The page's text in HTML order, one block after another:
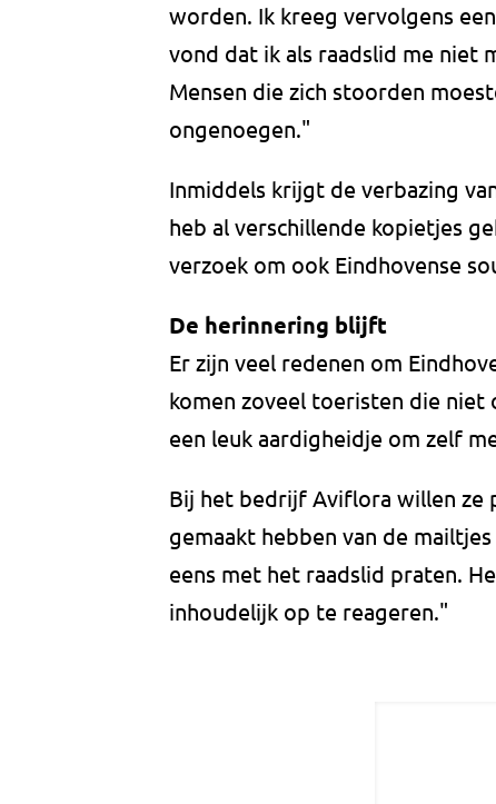
worden. Ik kreeg vervolgens
vond dat ik als raadslid me niet
Mensen die zich stoorden
ongenoegen."
Inmiddels krijgt de verbazing
heb al verschillende kopietjes
verzoek om ook Eindhovense
De herinnering blijft
Er zijn veel redenen om
komen zoveel toeristen die niet
een leuk aardigheidje om zelf
Bij het bedrijf Aviflora willen ze
gemaakt hebben van de
eens met het raadslid praten.
inhoudelijk op te reageren."